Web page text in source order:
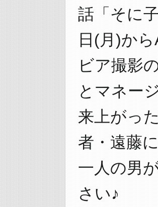
話「そに
日(月)か
ビア撮影
とマネー
来上がっ
者・遠藤
一人の男
さい♪